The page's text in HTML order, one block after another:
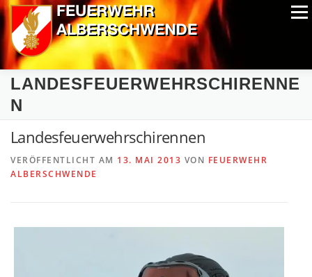
Zum
Inhalt
springen
Menü
ALPIN-NASSWETTBEWERB MITGLIEDER
AUSRÜSTUNG CHRONIK EXTRAS
LANDESFEUERWEHRSCHIRENNE
N
Landesfeuerwehrschirennen
VERÖFFENTLICHT AM 13. MAI 2013 VON FEUERWEHR
ALBERSCHWENDE